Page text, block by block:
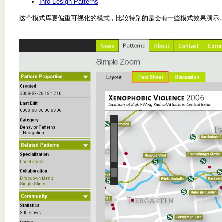
Info Design Patterns
这个模式库更偏重可视化的模式，比较特别的是会有一些模式效果演示